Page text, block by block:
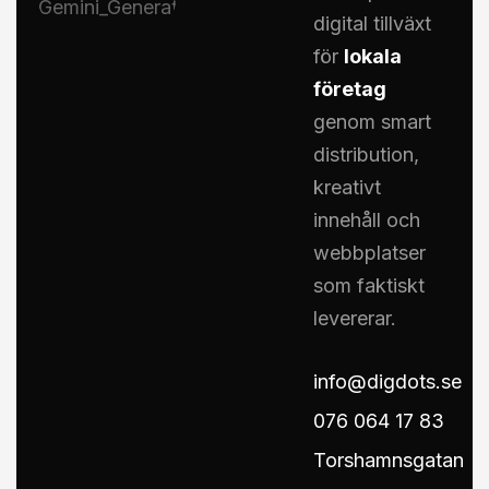
digital tillväxt
för lokala
företag
genom smart
distribution,
kreativt
innehåll och
webbplatser
som faktiskt
levererar.
info@digdots.se
076 064 17 83
Torshamnsgatan